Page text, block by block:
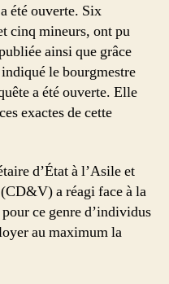
été ouverte. Six
cinq mineurs, ont pu
ainsi que grâce
le bourgmestre
a été ouverte. Elle
exactes de cette
d’État à l’Asile et
a réagi face à la
ce genre d’individus
au maximum la